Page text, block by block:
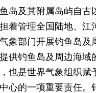
及其附属岛屿自古
着管理全国陆地、江
象部门开展钓鱼岛及
供钓鱼岛及周边海域
也是世界气象组织赋
心的一项重要责任。